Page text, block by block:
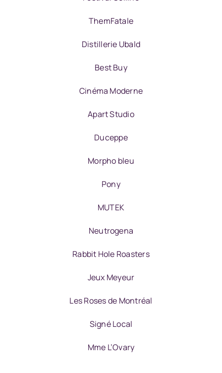
ThemFatale
Distillerie Ubald
Best Buy
Cinéma Moderne
Apart Studio
Duceppe
Morpho bleu
Pony
MUTEK
Neutrogena
Rabbit Hole Roasters
Jeux Meyeur
Les Roses de Montréal
Signé Local
Mme L’Ovary